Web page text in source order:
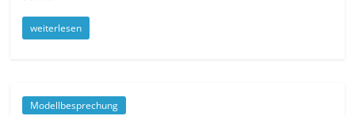
weiterlesen
Modellbesprechung